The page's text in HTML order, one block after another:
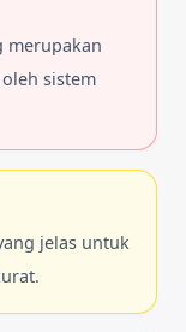
merupakan
sistem
jelas untuk